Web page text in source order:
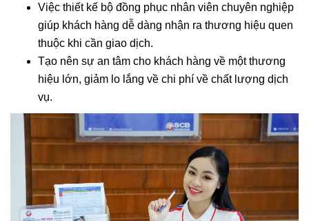
Việc thiết kế bộ đồng phục nhân viên chuyên nghiệp
giúp khách hàng dễ dàng nhận ra thương hiệu quen
thuộc khi cần giao dịch.
Tạo nên sự an tâm cho khách hàng về một thương
hiệu lớn, giảm lo lắng về chi phí về chất lượng dịch
vụ.